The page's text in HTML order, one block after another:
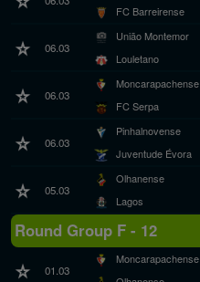
FC Barreirense
06.03
União Montemor
Louletano
06.03
Moncarapachense
FC Serpa
06.03
Pinhalnovense
Juventude Évora
05.03
Olhanense
Lagos
Round Group F - 12
01.03
Moncarapachense